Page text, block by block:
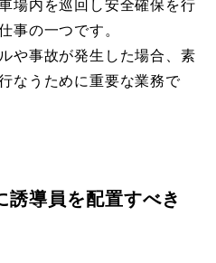
場内を巡回し安全確保を行
事の一つです。
や事故が発生した場合、素
なうために重要な業務で
誘導員を配置すべき